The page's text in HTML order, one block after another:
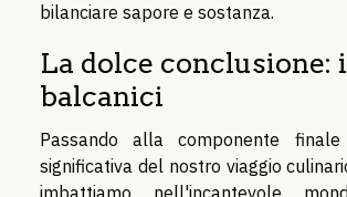
bilanciare sapore e sostanza.
La dolce conclusione:
balcanici
Passando alla componente
significativa del nostro viaggio